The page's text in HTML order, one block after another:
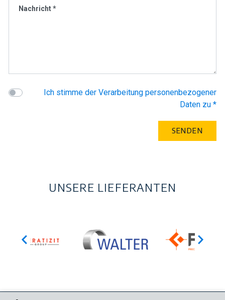
Nachricht *
Ich stimme der Verarbeitung personenbezogener
Daten zu *
UNSERE LIEFERANTEN